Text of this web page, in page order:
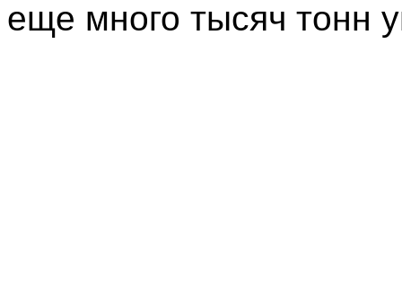
еще много тысяч тонн